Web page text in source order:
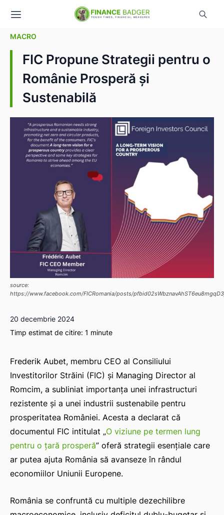
MACRO
FIC Propune Strategii pentru o
Românie Prosperă și
Sustenabilă
source:
https://www.facebook.com/FICRomania/posts/
20 decembrie 2024
Timp estimat de citire: 1 minute
Frederik Aubet, membru CEO al Consiliului
Investitorilor Străini (FIC) și Managing Director al
Romcim, a subliniat importanța unei infrastructuri
rezistente și a unei industrii sustenabile pentru
prosperitatea României. Acesta a declarat că
documentul FIC intitulat „O viziune pe termen lung
pentru o țară prosperă” oferă strategii esențiale care
ar putea ajuta România să avanseze în rândul
economiilor Uniunii Europene.
România se confruntă cu multiple dezechilibre